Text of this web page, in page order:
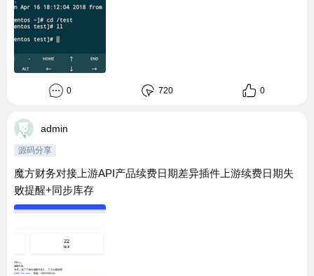
0 720 0
admin
源码分享
魔方财务对接上游API产品续费日期差异插件上游续费日期失
败提醒+同步库存